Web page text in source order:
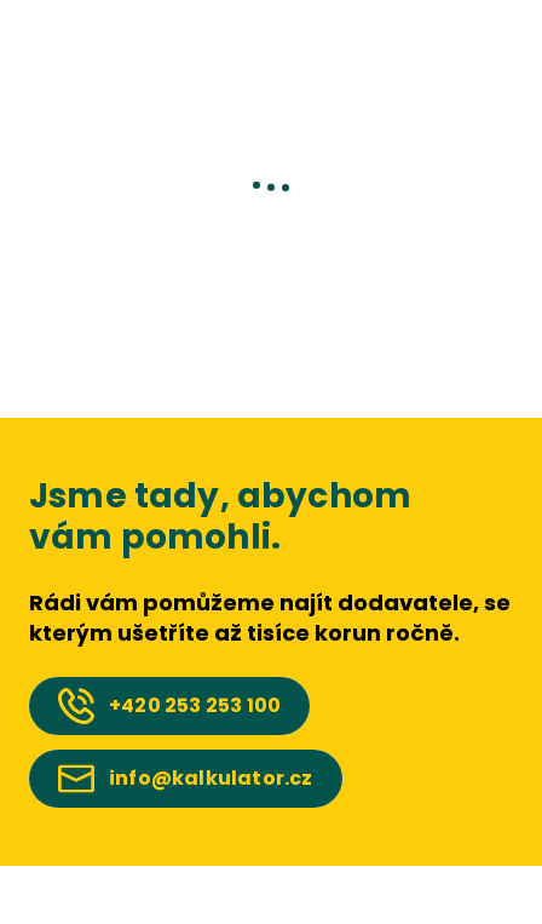
Jsme tady, abychom
vám pomohli.
Rádi vám pomůžeme najít dodavatele, se
kterým ušetříte až tisíce korun ročně.
+420 253 253 100
info@kalkulator.cz